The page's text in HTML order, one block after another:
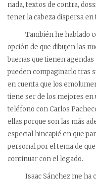
nada, textos de contra,
tener la cabeza dispersa en
También he hablado
opción de que dibujen las
buenas que tienen
pueden compaginarlo tras
en cuenta que los
tiene ser de los mejores
teléfono con Carlos
ellas porque son las más
especial hincapié en que
personal por el tema de
continuar con el legado.
Isaac Sánchez me ha